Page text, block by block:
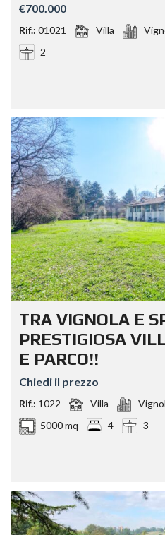
€700.000
Rif.: 01021 Villa
2
TRA VIGNOLA E
PRESTIGIOSA
E PARCO!!
Chiedi il prezzo
Rif.: 1022 Villa
5000 mq
4 3